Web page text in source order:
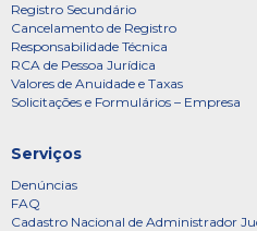
Registro Secundário
Cancelamento de Registro
Responsabilidade Técnica
RCA de Pessoa Jurídica
Valores de Anuidade e Taxas
Solicitações e Formulários – Empresa
Serviços
Denúncias
FAQ
Cadastro Nacional de Administrador